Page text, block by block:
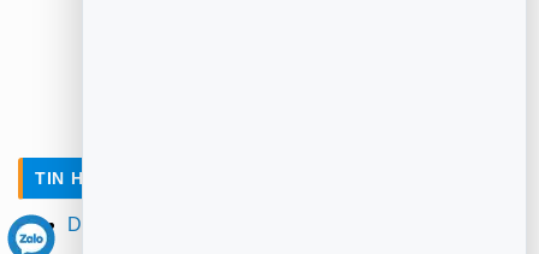
TIN HỌC TRƯỜNG TÍN TẠI TPHCM
Dịch vụ sửa laptop tận nơi